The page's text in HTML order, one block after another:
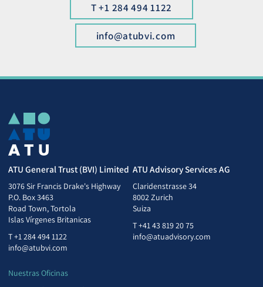
T +1 284 494 1122
info@atubvi.com
ATU General Trust (BVI) Limited
3076 Sir Francis Drake's Highway
P.O. Box 3463
Road Town, Tortola
Islas Vírgenes Britanicas
T+1 284 494 1122
info@atubvi.com
ATU Advisory Services AG
Claridenstrasse 34
8002 Zurich
Suiza
T+41 43 819 20 75
info@atuadvisory.com
Nuestras Oficinas